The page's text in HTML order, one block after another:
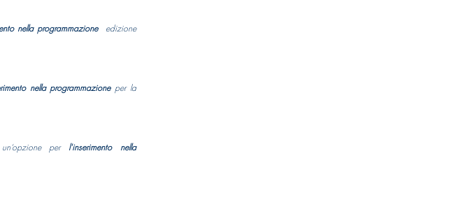
nella programmazioneedizione
nella programmazione per la
per l'inserimento nella